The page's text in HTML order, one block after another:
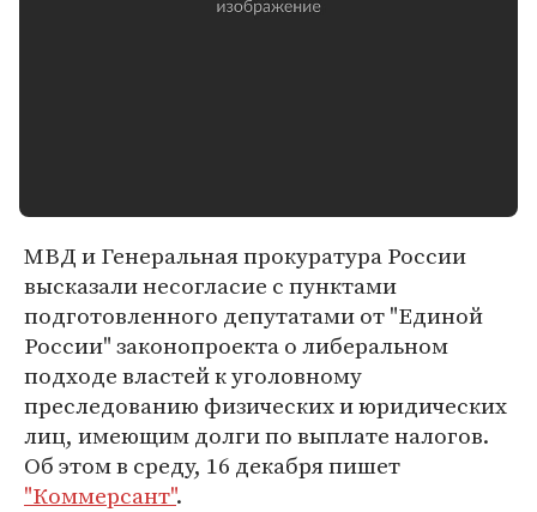
МВД и Генеральная прокуратура России
высказали несогласие с пунктами
подготовленного депутатами от "Единой
России" законопроекта о либеральном
подходе властей к уголовному
преследованию физических и юридических
лиц, имеющим долги по выплате налогов.
Об этом в среду, 16 декабря пишет
"Коммерсант".